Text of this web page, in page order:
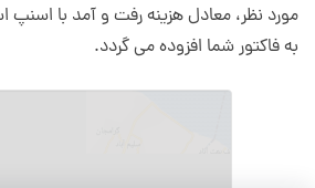
مورد نظر، معادل هزینه رفت و آمد با
به فاکتور شما افزوده می گردد.